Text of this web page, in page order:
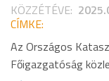
KÖZZÉTÉVE:
CÍMKE:
Az Országos
Főigazgatóság